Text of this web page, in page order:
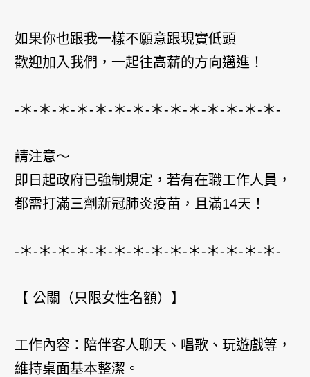
如果你也跟我一樣不願意跟現實低頭
歡迎加入我們，一起往高薪的方向邁進！
-＊-＊-＊-＊-＊-＊-＊-＊-＊-＊-＊-＊-＊-＊-
請注意～
即日起政府已強制規定，若有在職工作人員，
都需打滿三劑新冠肺炎疫苗，且滿14天！
-＊-＊-＊-＊-＊-＊-＊-＊-＊-＊-＊-＊-＊-＊-
【 公關（只限女性名額）】
工作內容：陪伴客人聊天、唱歌、玩遊戲等，
維持桌面基本整潔。